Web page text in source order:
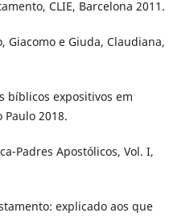
CLIE, Barcelona 2011.
Giacomo e Giuda, Claudiana,
bíblicos expositivos em
Paulo 2018.
Padres Apostólicos, Vol. I,
explicado aos que